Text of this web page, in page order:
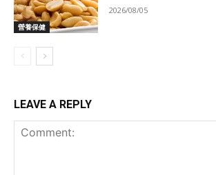
營養保健
2026/08/05
LEAVE A REPLY